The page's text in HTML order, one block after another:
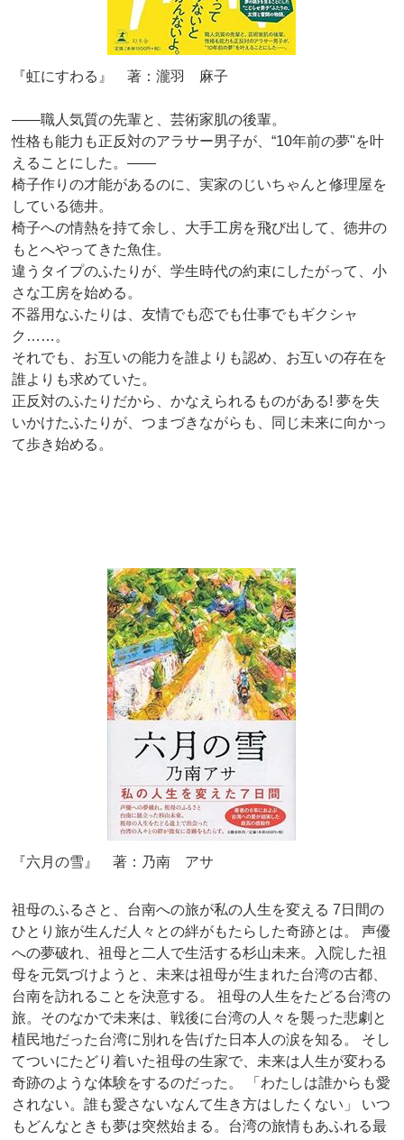
『虹にすわる』 著：瀧羽 麻子
――職人気質の先輩と、芸術家肌の後輩。
性格も能力も正反対のアラサー男子が、“10年前の夢"を叶
えることにした。――
椅子作りの才能があるのに、実家のじいちゃんと修理屋を
している徳井。
椅子への情熱を持て余し、大手工房を飛び出して、徳井の
もとへやってきた魚住。
違うタイプのふたりが、学生時代の約束にしたがって、小
さな工房を始める。
不器用なふたりは、友情でも恋でも仕事でもギクシャ
ク……。
それでも、お互いの能力を誰よりも認め、お互いの存在を
誰よりも求めていた。
正反対のふたりだから、かなえられるものがある! 夢を失
いかけたふたりが、つまづきながらも、同じ未来に向かっ
て歩き始める。
『六月の雪』 著：乃南 アサ
祖母のふるさと、台南への旅が私の人生を変える 7日間の
ひとり旅が生んだ人々との絆がもたらした奇跡とは。 声優
への夢破れ、祖母と二人で生活する杉山未来。入院した祖
母を元気づけようと、未来は祖母が生まれた台湾の古都、
台南を訪れることを決意する。 祖母の人生をたどる台湾の
旅。そのなかで未来は、戦後に台湾の人々を襲った悲劇と
植民地だった台湾に別れを告げた日本人の涙を知る。 そし
てついにたどり着いた祖母の生家で、未来は人生が変わる
奇跡のような体験をするのだった。 「わたしは誰からも愛
されない。誰も愛さないなんて生き方はしたくない」 いつ
もどんなときも夢は突然始まる。台湾の旅情もあふれる最